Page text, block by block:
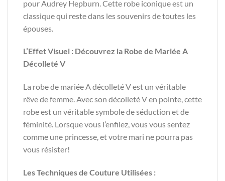
pour Audrey Hepburn. Cette robe iconique est un
classique qui reste dans les souvenirs de toutes les
épouses.
L’Effet Visuel : Découvrez la Robe de Mariée A
Décolleté V
La robe de mariée A décolleté V est un véritable
rêve de femme. Avec son décolleté V en pointe, cette
robe est un véritable symbole de séduction et de
féminité. Lorsque vous l’enfilez, vous vous sentez
comme une princesse, et votre mari ne pourra pas
vous résister!
Les Techniques de Couture Utilisées :